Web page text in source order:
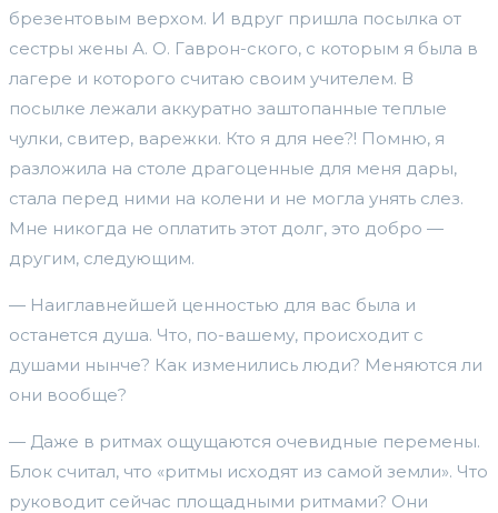
брезентовым верхом. И вдруг пришла посылка от
сестры жены А. О. Гаврон-ского, с которым я была в
лагере и которого считаю своим учителем. В
посылке лежали аккуратно заштопанные теплые
чулки, свитер, варежки. Кто я для нее?! Помню, я
разложила на столе драгоценные для меня дары,
стала перед ними на колени и не могла унять слез.
Мне никогда не оплатить этот долг, это добро —
другим, следующим.
— Наиглавнейшей ценностью для вас была и
останется душа. Что, по-вашему, происходит с
душами нынче? Как изменились люди? Меняются ли
они вообще?
— Даже в ритмах ощущаются очевидные перемены.
Блок считал, что «ритмы исходят из самой земли». Что
руководит сейчас площадными ритмами? Они